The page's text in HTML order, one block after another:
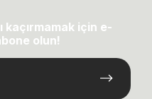
kaçırmamak için e-
olun!